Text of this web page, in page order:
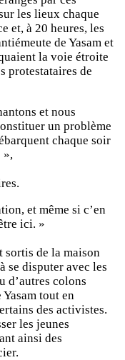
les lieux chaque
et, à 20 heures, les
de Yasam et
la voie étroite
protestataires de
et nous
un problème
chaque soir
»,
et même si c’en
ici. »
sortis de la maison
se disputer avec les
d’autres colons
tout en
des activistes.
les jeunes
ainsi des